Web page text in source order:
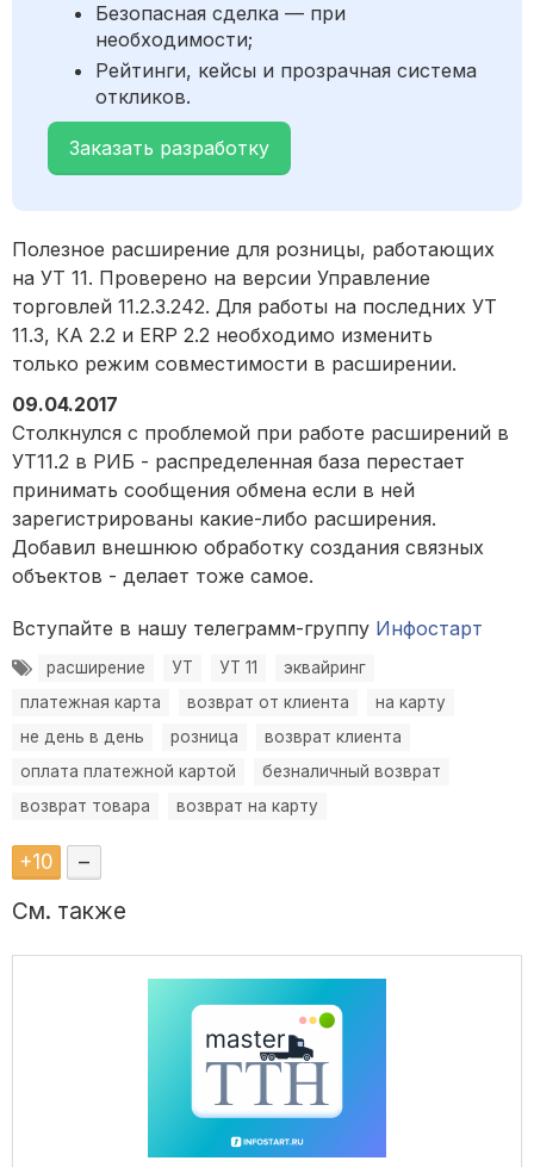
Безопасная сделка — при
необходимости;
Рейтинги, кейсы и прозрачная система
откликов.
Заказать разработку
Полезное расширение для розницы, работающих
на УТ 11. Проверено на версии Управление
торговлей 11.2.3.242. Для работы на последних УТ
11.3, КА 2.2 и ERP 2.2 необходимо изменить
только режим совместимости в расширении.
09.04.2017
Столкнулся с проблемой при работе расширений в
УТ11.2 в РИБ - распределенная база перестает
принимать сообщения обмена если в ней
зарегистрированы какие-либо расширения.
Добавил внешнюю обработку создания связных
объектов - делает тоже самое.
Вступайте в нашу телеграмм-группу Инфостарт
расширение УТ УТ 11
эквайринг
платежная карта
возврат от клиента
на карту
не день в день
розница
возврат клиента
оплата платежной картой
безналичный возврат
возврат товара
возврат на карту
+10 –
См. также